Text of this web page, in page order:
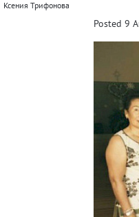
Ксения Трифонова
Posted 9